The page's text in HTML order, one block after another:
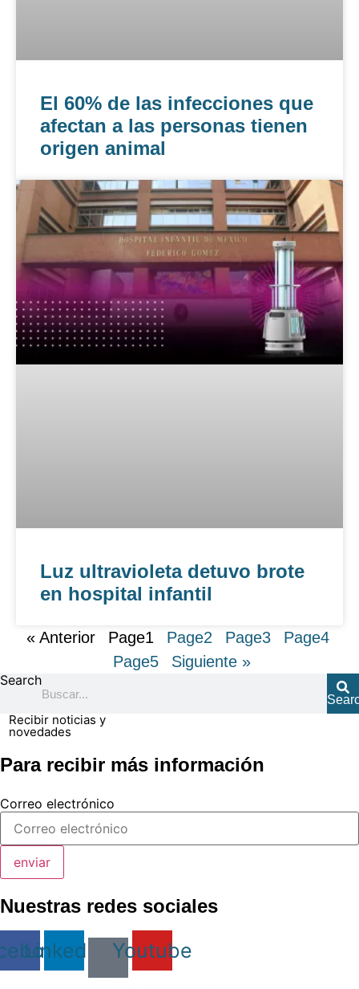
El 60% de las infecciones que
afectan a las personas tienen
origen animal
Luz ultravioleta detuvo brote
en hospital infantil
« Anterior Page1 Page2 Page3 Page4
Page5 Siguiente »
Search
Recibir noticias y
novedades
Para recibir más información
Correo electrónico
enviar
Nuestras redes sociales
Linkedin Youtube